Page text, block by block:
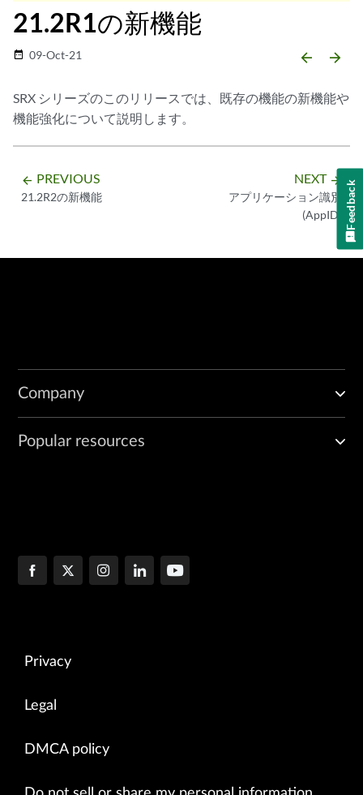
21.2R1の新機能
date_range 09-Oct-21 arrow_backward arrow_forward
SRX シリーズのこのリリースでは、既存の機能の新機能や
機能強化について説明します。
arrow_backward PREVIOUS
21.2R2の新機能
NEXT arrow_forward
アプリケーション識別
(AppID)
Company
Popular resources
Privacy
Legal
DMCA policy
Feedback